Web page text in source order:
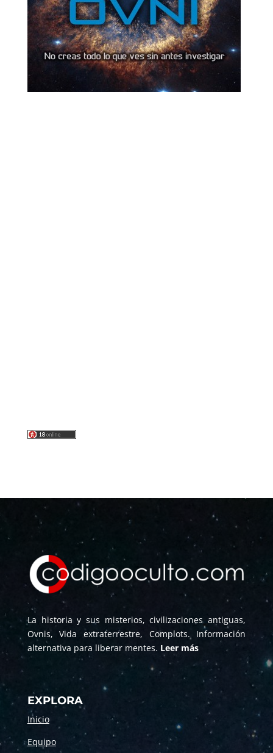
La historia y sus misterios, civilizaciones antiguas,
Ovnis, Vida extraterrestre, Complots. Información
alternativa para liberar mentes. Leer más
EXPLORA
Inicio
Equipo